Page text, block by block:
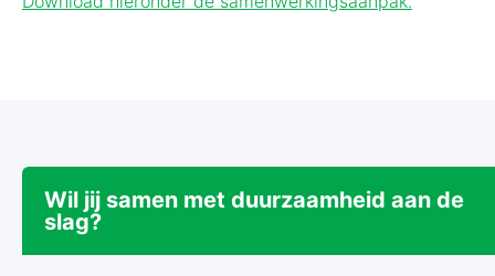
Wil jij samen met duurzaamheid aan de
slag?